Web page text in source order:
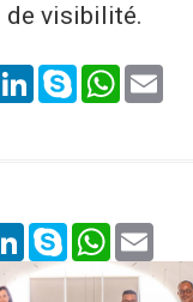
visibilité.
LinkedInSkype WhatsApp
LinkedInSkype WhatsApp